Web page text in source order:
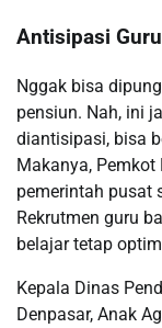
Antisipasi
Nggak bisa
pensiun. Nah, ini
diantisipasi, bisa
Makanya,
pemerintah pusat
Rekrutmen guru
belajar tetap
Kepala Dinas
Denpasar, Anak